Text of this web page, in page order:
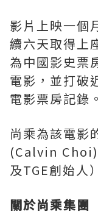
影片上映一個
續六天取得上
為中國影史票
電影，並打破
電影票房記錄。
尚乘為該電影
(Calvin Choi)
及TGE創始人
關於尚乘集團